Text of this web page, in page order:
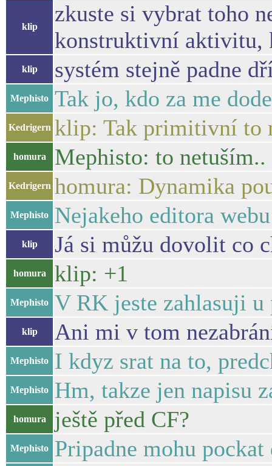
klip
zkuste si vybrat toho
konstruktivní aktivitu,
klip systém stejně padne
Mephisto Tak jo, kdo za me
Kedrigern klip: Tak primitivní to
homura Mephisto: to netuším..
Kedrigern homura: Dynamika
Mephisto Nejakeho editora
klip Já si můžu dovolit co
homura klip: +1
Mephisto V RK jeste zahlasuji
klip Ani mi v tom
Mephisto I kdyz srat na to,
Mephisto Hm, takze jen napisu
homura ještě před CF?
Mephisto Pripadne mohu